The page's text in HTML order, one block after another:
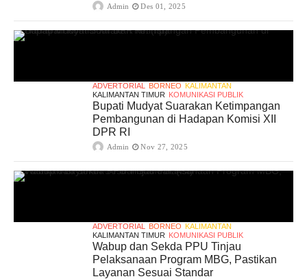
Admin Des 01, 2025
ADVERTORIAL BORNEO KALIMANTAN
KALIMANTAN TIMUR KOMUNIKASI PUBLIK
Bupati Mudyat Suarakan Ketimpangan
Pembangunan di Hadapan Komisi XII
DPR RI
Admin Nov 27, 2025
ADVERTORIAL BORNEO KALIMANTAN
KALIMANTAN TIMUR KOMUNIKASI PUBLIK
Wabup dan Sekda PPU Tinjau
Pelaksanaan Program MBG, Pastikan
Layanan Sesuai Standar